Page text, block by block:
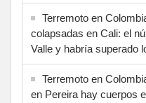
Terremoto en
colapsadas en Cali: el
Valle y habría superado
Terremoto en
en Pereira hay cuerpos